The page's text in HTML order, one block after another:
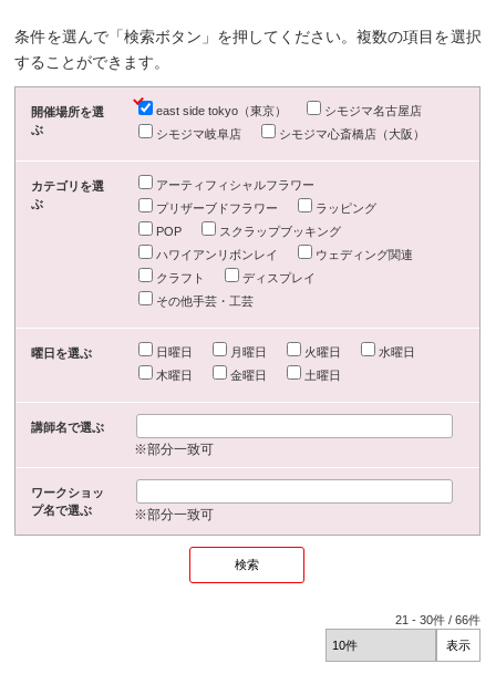
条件を選んで「検索ボタン」を押してください。複数の項目を選択
することができます。
開催場所を選
ぶ
east side tokyo（東京）
シモジマ名古屋店
シモジマ岐阜店
シモジマ心斎橋店（大阪）
カテゴリを選
ぶ
アーティフィシャルフラワー
プリザーブドフラワー
ラッピング
POP
スクラップブッキング
ハワイアンリボンレイ
ウェディング関連
クラフト
ディスプレイ
その他手芸・工芸
曜日を選ぶ 日曜日 月曜日 火曜日
水曜日
木曜日
金曜日 土曜日
講師名で選ぶ
※部分一致可
ワークショッ
プ名で選ぶ
※部分一致可
21 -30件 /66件